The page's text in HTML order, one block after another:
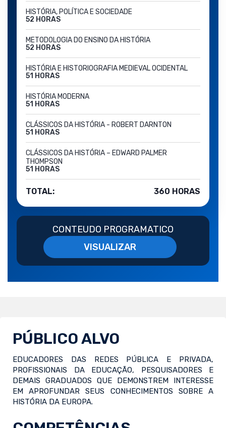
HISTÓRIA, POLÍTICA E SOCIEDADE
52 HORAS
METODOLOGIA DO ENSINO DA HISTÓRIA
52 HORAS
HISTÓRIA E HISTORIOGRAFIA MEDIEVAL OCIDENTAL
51 HORAS
HISTÓRIA MODERNA
51 HORAS
CLÁSSICOS DA HISTÓRIA - ROBERT DARNTON
51 HORAS
CLÁSSICOS DA HISTÓRIA – EDWARD PALMER
THOMPSON
51 HORAS
TOTAL: 360 HORAS
CONTEUDO PROGRAMATICO
VISUALIZAR
PÚBLICO ALVO
EDUCADORES DAS REDES PÚBLICA E PRIVADA,
PROFISSIONAIS DA EDUCAÇÃO, PESQUISADORES E
DEMAIS GRADUADOS QUE DEMONSTREM INTERESSE
EM APROFUNDAR SEUS CONHECIMENTOS SOBRE A
HISTÓRIA DA EUROPA.